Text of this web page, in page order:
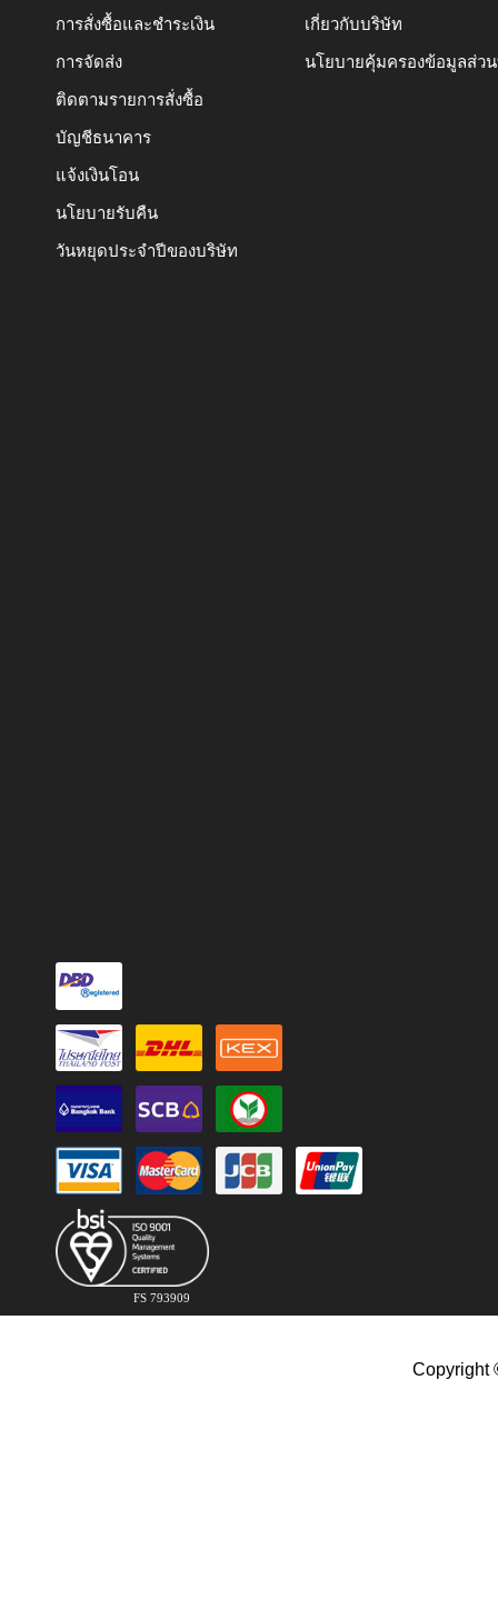
การสั่งซื้อและชำระเงิน
การจัดส่ง
ติดตามรายการสั่งซื้อ
บัญชีธนาคาร
แจ้งเงินโอน
นโยบายรับคืน
วันหยุดประจำปีของบริษัท
เกี่ยวกับบริษัท
นโยบายคุ้มครองข้อมูลส่ว
FS 793909
Copyright